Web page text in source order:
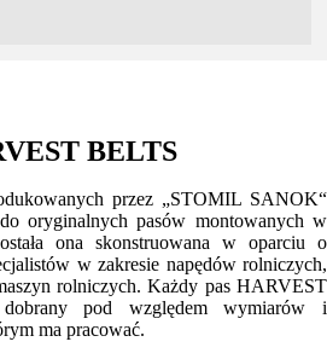
BELTS
przez „STOMIL SANOK“
oryginalnych pasów montowanych w
ona skonstruowana w oparciu o
w zakresie napędów rolniczych,
rolniczych. Każdy pas HARVEST
pod względem wymiarów i
ma pracować.